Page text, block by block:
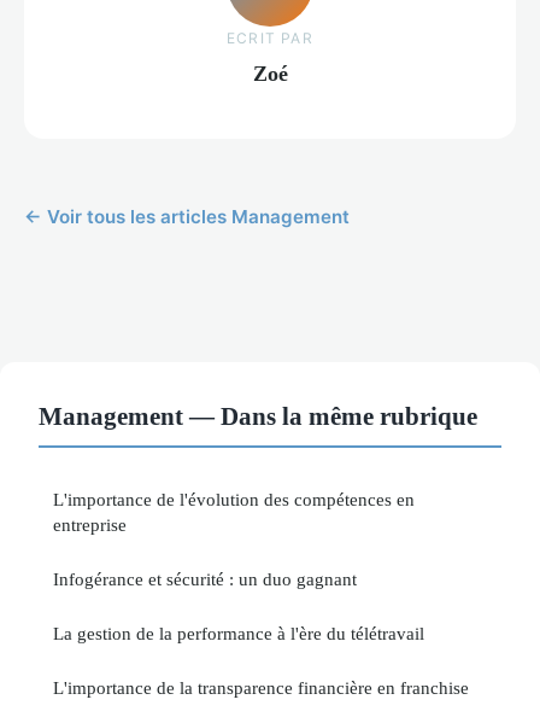
ECRIT PAR
Zoé
← Voir tous les articles Management
Management — Dans la même rubrique
L'importance de l'évolution des compétences en
entreprise
Infogérance et sécurité : un duo gagnant
La gestion de la performance à l'ère du télétravail
L'importance de la transparence financière en franchise